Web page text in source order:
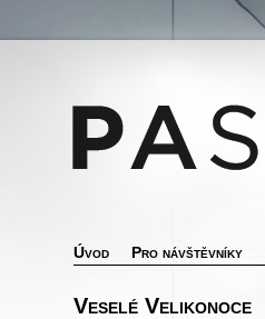
Úvod Pro návštěvníky
Veselé Velikonoce